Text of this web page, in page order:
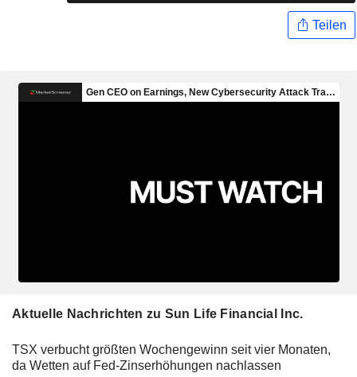
Teilen
Aktuelle Nachrichten zu Sun Life Financial Inc.
TSX verbucht größten Wochengewinn seit vier Monaten,
da Wetten auf Fed-Zinserhöhungen nachlassen